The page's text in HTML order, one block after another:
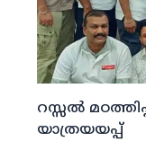
റസ്സല്‍
യാത്രയയപ്പ്